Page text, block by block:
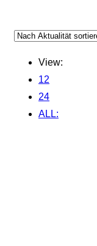
View:
12
24
ALL: